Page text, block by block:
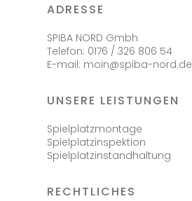
ADRESSE
SPIBA NORD Gmbh
Telefon: 0176 / 326 806 54
E-mail: moin@spiba-nord.de
UNSERE LEISTUNGEN
Spielplatzmontage
Spielplatzinspektion
Spielplatzinstandhaltung
RECHTLICHES